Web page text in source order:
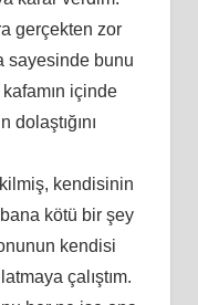
gerçekten zor
sayesinde bunu
içinde
dolaştığını
kendisinin
kötü bir şey
kendisi
çalıştım.